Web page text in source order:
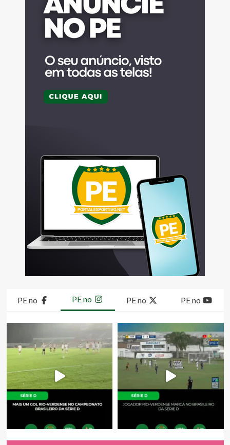
PE no PE no PE no PE no